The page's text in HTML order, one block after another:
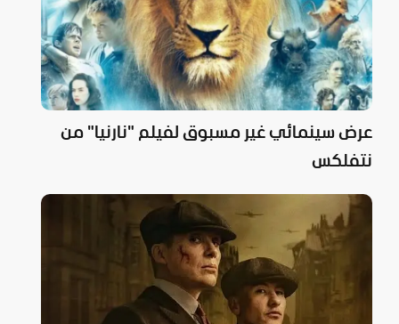
عرض سينمائي غير مسبوق لفيلم "نارنيا" من
نتفلكس